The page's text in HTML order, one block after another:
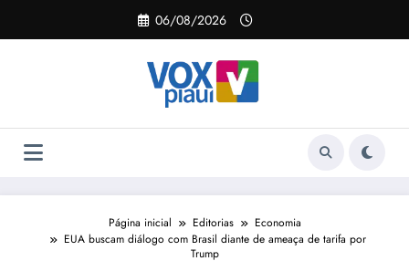
o
06/08/2026
Página inicial Editorias
Economia
EUA buscam diálogo com Brasil diante de ameaça de tarifa por
Trump